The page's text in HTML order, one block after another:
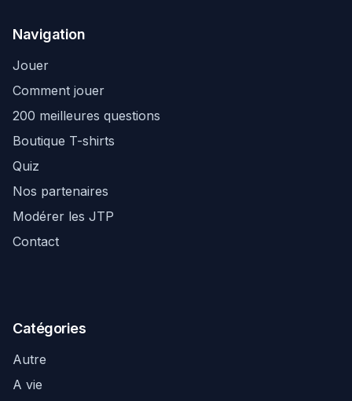
Navigation
Jouer
Comment jouer
200 meilleures questions
Boutique T-shirts
Quiz
Nos partenaires
Modérer les JTP
Contact
Catégories
Autre
A vie